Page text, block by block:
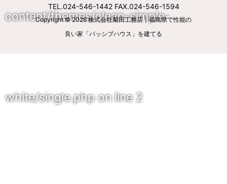
content/themes/clean-simple-
white/single.phpon line2
TEL.024-546-1442 FAX.024-546-1594
Copyright © 2026株式会社菊田工務店｜福島県で性能の
良い家「パッシブハウス」を建てる